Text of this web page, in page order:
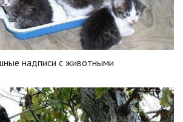
надписи с животными